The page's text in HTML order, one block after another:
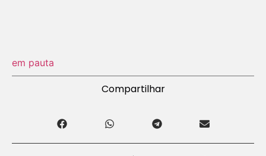
em pauta
Compartilhar